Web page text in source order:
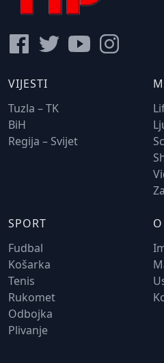
VIJESTI
Tuzla – TK
BiH
Regija – Svijet
SPORT
Fudbal
Košarka
Tenis
Rukomet
Odbojka
Plivanje